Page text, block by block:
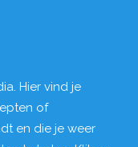
Hier vind je
of
en die je weer